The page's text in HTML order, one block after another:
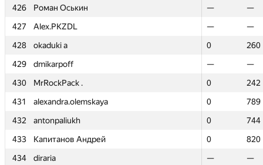
426
Роман Оськин —
—
427
Alex.PKZDL —
—
428
okaduki a 0
260
429
dmikarpoff —
—
430
MrRockPack . 0
242
431
alexandra.olemskaya 0
789
432
antonpaliukh 0
744
433
Капитанов Андрей 0
820
434
diraria —
—
426
Роман Оськин —
—
427
Alex.PKZDL —
—
428
okaduki a 0
260
429
dmikarpoff —
—
430
MrRockPack . 0
242
431
alexandra.olemskaya 0
789
432
antonpaliukh 0
744
433
Капитанов Андрей 0
820
434
diraria —
—